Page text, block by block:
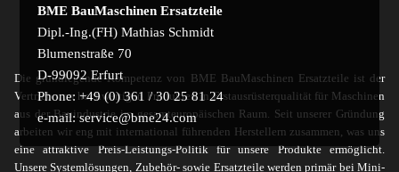
BME BauMaschinen Ersatzteile
Dipl.-Ing.(FH) Mathias Schmidt
Blumenstraße 70
D-99092 Erfurt
Phone: +49 (0) 361 / 30 25 81 24
e-mail: service@bme24.com
Die grundlegende Kompetenz von BME BauMaschinen Ersatzteile ist der
Vertrieb von hochwertigen Produkten in Erstausrüsterqualität für Maschinen
aus der Bauindustrie im gesamteuropäischen Raum. Seit unserer Gründung
arbeiten wir eng mit international führenden Herstellern zusammen, was uns
eine attraktive Preis-Leistungs-Politik für unsere Produkte ermöglicht.
Unsere Systemlösungen, Zubehör- sowie Ersatzteile werden primär bei Mini-